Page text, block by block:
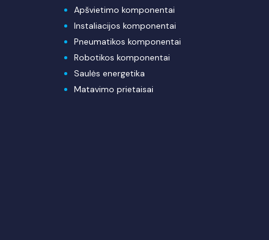
Apšvietimo komponentai
Instaliacijos komponentai
Pneumatikos komponentai
Robotikos komponentai
Saulės energetika
Matavimo prietaisai